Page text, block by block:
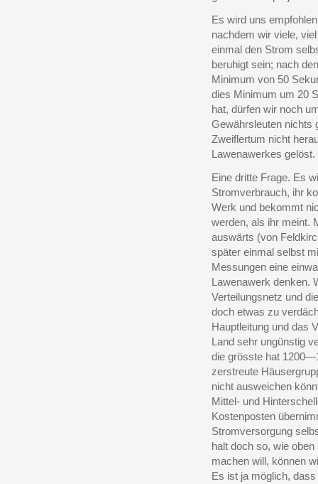
Es wird uns
nachdem wir viele,
einmal den Strom
beruhigt sein; nach
Minimum von 50
dies Minimum um 20
hat, dürfen wir noch
Gewährsleuten nichts
Zweiflertum nicht
Lawenawerkes gelöst.
Eine dritte Frage. Es
Stromverbrauch, ihr
Werk und bekommt
werden, als ihr meint.
auswärts (von
später einmal selbst
Messungen eine
Lawenawerk denken.
Verteilungsnetz und
doch etwas zu
Hauptleitung und das
Land sehr ungünstig
die grösste hat
zerstreute
nicht ausweichen
Mittel- und
Kostenposten
Stromversorgung
halt doch so, wie
machen will, können
Es ist ja möglich,